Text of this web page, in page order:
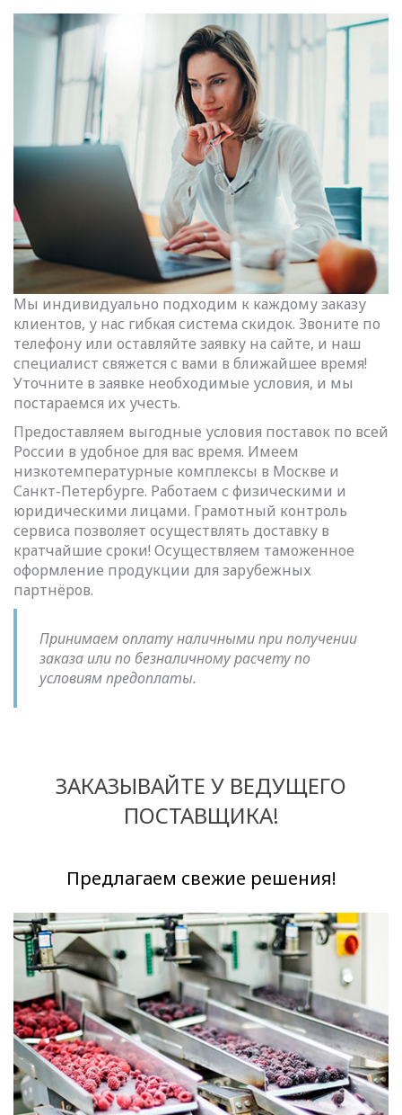
Мы индивидуально подходим к каждому заказу
клиентов, у нас гибкая система скидок. Звоните по
телефону или оставляйте заявку на сайте, и наш
специалист свяжется с вами в ближайшее время!
Уточните в заявке необходимые условия, и мы
постараемся их учесть.
Предоставляем выгодные условия поставок по всей
России в удобное для вас время. Имеем
низкотемпературные комплексы в Москве и
Санкт-Петербурге. Работаем с физическими и
юридическими лицами. Грамотный контроль
сервиса позволяет осуществлять доставку в
кратчайшие сроки! Осуществляем таможенное
оформление продукции для зарубежных
партнёров.
Принимаем оплату наличными при получении
заказа или по безналичному расчету по
условиям предоплаты.
ЗАКАЗЫВАЙТЕ У ВЕДУЩЕГО
ПОСТАВЩИКА!
Предлагаем свежие решения!